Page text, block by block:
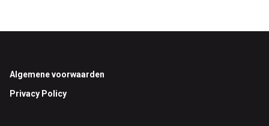
Footer
Algemene voorwaarden
Privacy Policy